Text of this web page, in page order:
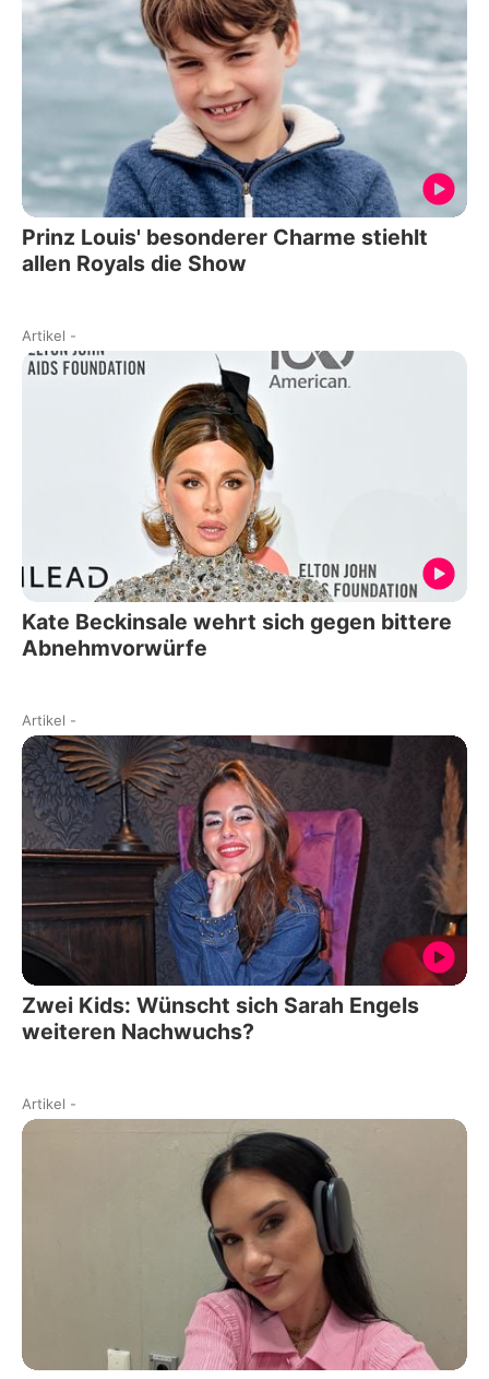
Prinz Louis' besonderer Charme stiehlt
allen Royals die Show
Artikel -
Kate Beckinsale wehrt sich gegen bittere
Abnehmvorwürfe
Artikel -
Zwei Kids: Wünscht sich Sarah Engels
weiteren Nachwuchs?
Artikel -